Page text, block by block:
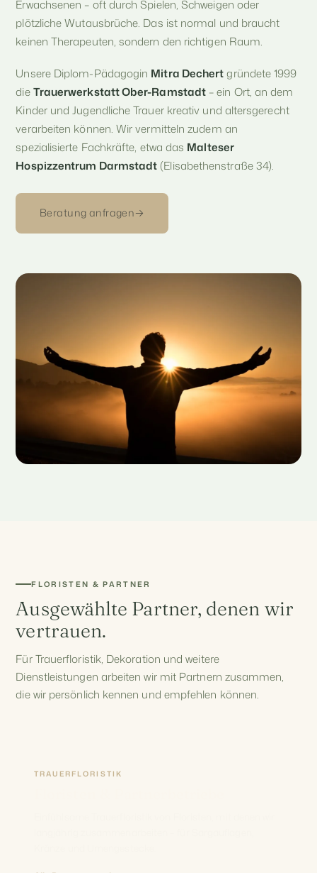
Erwachsenen – oft durch Spielen, Schweigen oder
plötzliche Wutausbrüche. Das ist normal und braucht
keinen Therapeuten, sondern den richtigen Raum.
Unsere Diplom-Pädagogin Mitra Dechertgründete 1999
dieTrauerwerkstatt Ober-Ramstadt – ein Ort, an dem
Kinder und Jugendliche Trauer kreativ und altersgerecht
verarbeiten können. Wir vermitteln zudem an
spezialisierte Fachkräfte, etwa das Malteser
Hospizzentrum Darmstadt (Elisabethenstraße 34).
Beratung anfragen→
FLORISTEN & PARTNER
Ausgewählte Partner, denen wir
vertrauen.
Für Trauerfloristik, Dekoration und weitere
Dienstleistungen arbeiten wir mit Partnern zusammen,
die wir persönlich kennen und empfehlen können.
TRAUERFLORISTIK